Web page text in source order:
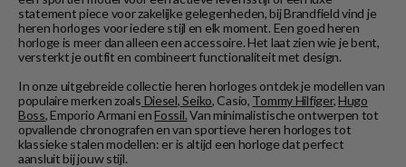
statement piece voor zakelijke gelegenheden, bij Brandfield vind je
heren horloges voor iedere stijl en elk moment. Een goed heren
horloge is meer dan alleen een accessoire. Het laat zien wie je bent,
versterkt je outfit en combineert functionaliteit met design.
In onze uitgebreide collectie heren horloges ontdek je modellen van
populaire merken zoals Diesel,Seiko, Casio, Tommy Hilfiger,Hugo
Boss, Emporio Armani enFossil.Van minimalistische ontwerpen tot
opvallende chronografen en van sportieve heren horloges tot
klassieke stalen modellen: er is altijd een horloge dat perfect
aansluit bij jouw stijl.